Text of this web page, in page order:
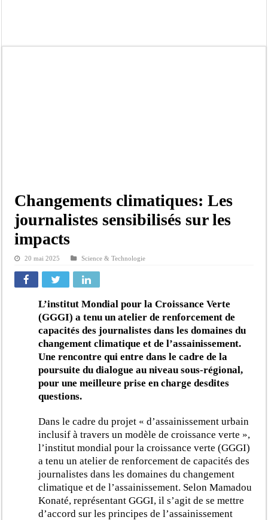
Changements climatiques: Les
journalistes sensibilisés sur les
impacts
20 mai 2025 Science & Technologie
L’institut Mondial pour la Croissance Verte
(GGGI) a tenu un atelier de renforcement de
capacités des journalistes dans les domaines du
changement climatique et de l’assainissement.
Une rencontre qui entre dans le cadre de la
poursuite du dialogue au niveau sous-régional,
pour une meilleure prise en charge desdites
questions.
Dans le cadre du projet « d’assainissement urbain
inclusif à travers un modèle de croissance verte »,
l’institut mondial pour la croissance verte (GGGI)
a tenu un atelier de renforcement de capacités des
journalistes dans les domaines du changement
climatique et de l’assainissement. Selon Mamadou
Konaté, représentant GGGI, il s’agit de se mettre
d’accord sur les principes de l’assainissement